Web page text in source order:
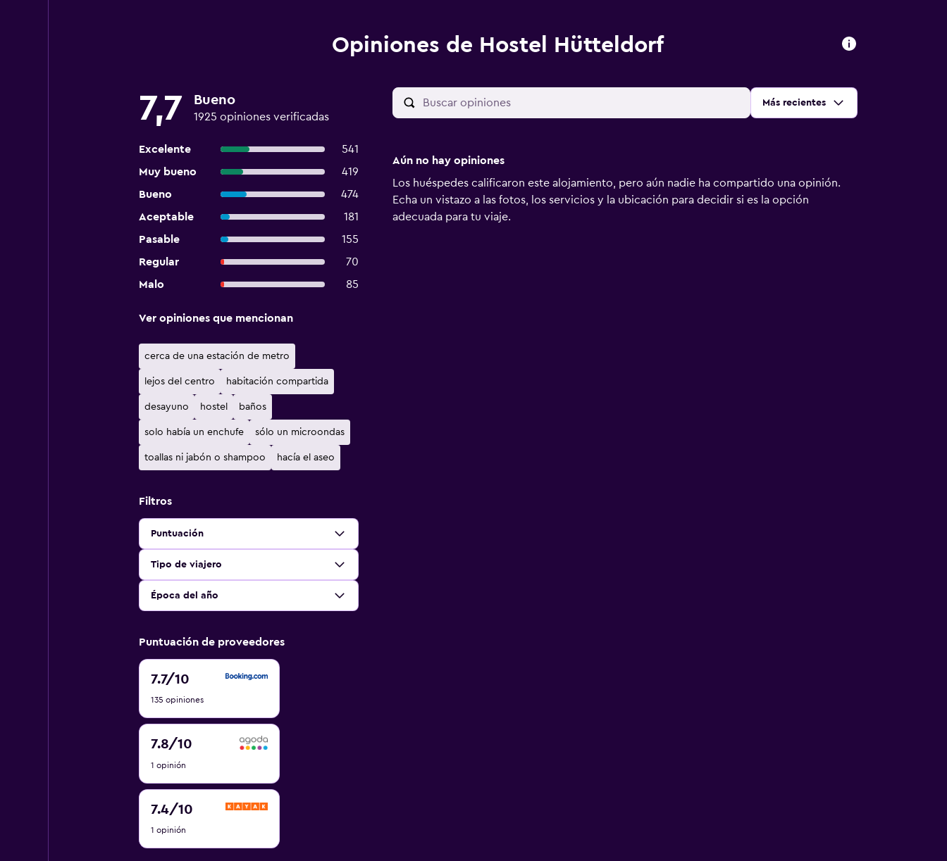
Opiniones de Hostel Hütteldorf
7,7 Bueno
1925 opiniones verificadas
Excelente
541
Muy bueno
419
Bueno
474
Aceptable
181
Pasable
155
Regular
70
Malo
85
Ordenar por:
Más recientes
Ver opiniones que mencionan
cerca de una estación de metro
lejos del centro habitación compartida
desayuno hostel baños
solo había un enchufe sólo un microondas
toallas ni jabón o shampoo hacía el aseo
Filtros
Puntuación
Tipo de viajero
Época del año
Puntuación de proveedores
7.7/10
7.7
10
135 opiniones
7.8/10
7.8
10
1 opinión
7.4/10
7.4
10
1 opinión
Aún no hay opiniones
Los huéspedes calificaron este alojamiento, pero aún nadie ha compartido una opinión.
Echa un vistazo a las fotos, los servicios y la ubicación para decidir si es la opción
adecuada para tu viaje.